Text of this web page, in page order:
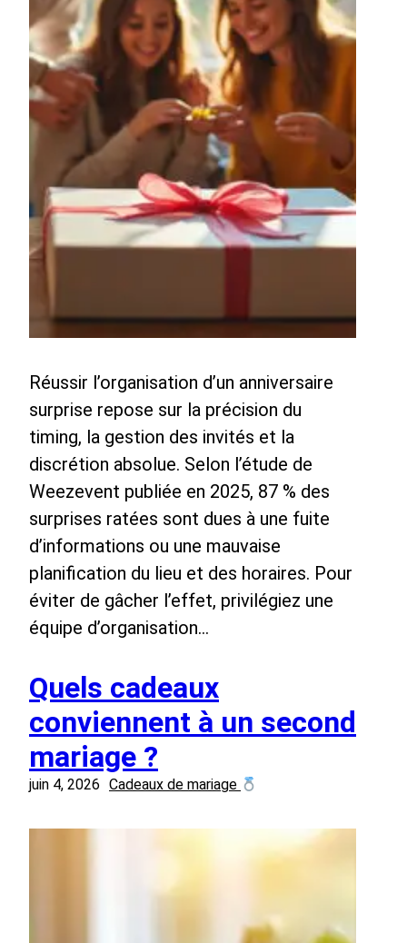
Réussir l’organisation d’un anniversaire
surprise repose sur la précision du
timing, la gestion des invités et la
discrétion absolue. Selon l’étude de
Weezevent publiée en 2025, 87 % des
surprises ratées sont dues à une fuite
d’informations ou une mauvaise
planification du lieu et des horaires. Pour
éviter de gâcher l’effet, privilégiez une
équipe d’organisation…
Quels cadeaux
conviennent à un second
mariage ?
juin 4, 2026 Cadeaux de mariage